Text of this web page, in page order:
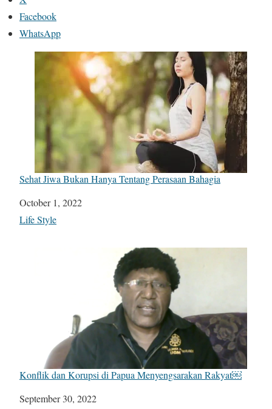
Facebook
WhatsApp
Sehat Jiwa Bukan Hanya Tentang Perasaan Bahagia
Date
October 1, 2022
In relation to
Life Style
Konflik dan Korupsi di Papua Menyengsarakan Rakyat￼
Date
September 30, 2022